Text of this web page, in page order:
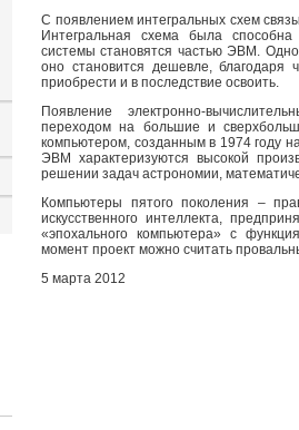
С появлением интегральных схем
Интегральная схема была
системы становятся частью ЭВМ.
оно становится дешевле, благодаря
приобрести и в последствие освоить.
Появление электронно-
переходом на большие и
компьютером, созданным в 1974 году
ЭВМ характеризуются высокой
решении задач астрономии,
Компьютеры пятого поколения –
искусственного интеллекта,
«эпохального компьютера» с
момент проект можно считать
5 марта 2012